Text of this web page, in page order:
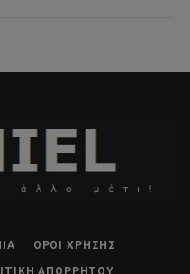
ΌΡΟΙ ΧΡΉΣΗΣ